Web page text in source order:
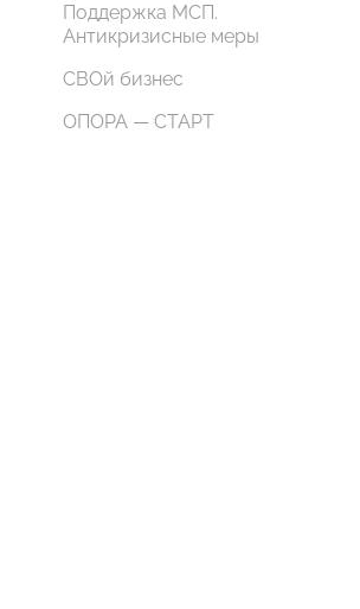
Поддержка МСП.
Антикризисные меры
СВОй бизнес
ОПОРА — СТАРТ